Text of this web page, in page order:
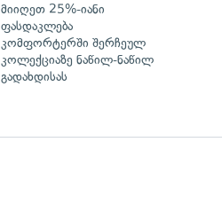
მიიღეთ 25%-იანი
ფასდაკლება
კომფორტერში შერჩეულ
კოლექციაზე ნაწილ-ნაწილ
გადახდისას